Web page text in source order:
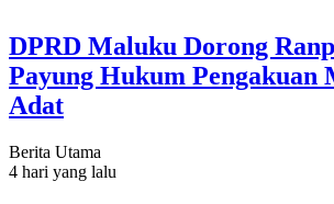
DPRD Maluku Dorong
Payung Hukum Pengakuan
Adat
Berita Utama
4 hari yang lalu